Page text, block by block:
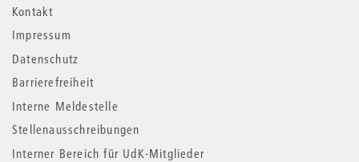
Kontakt
Impressum
Datenschutz
Barrierefreiheit
Interne Meldestelle
Stellenausschreibungen
Interner Bereich für UdK-Mitglieder